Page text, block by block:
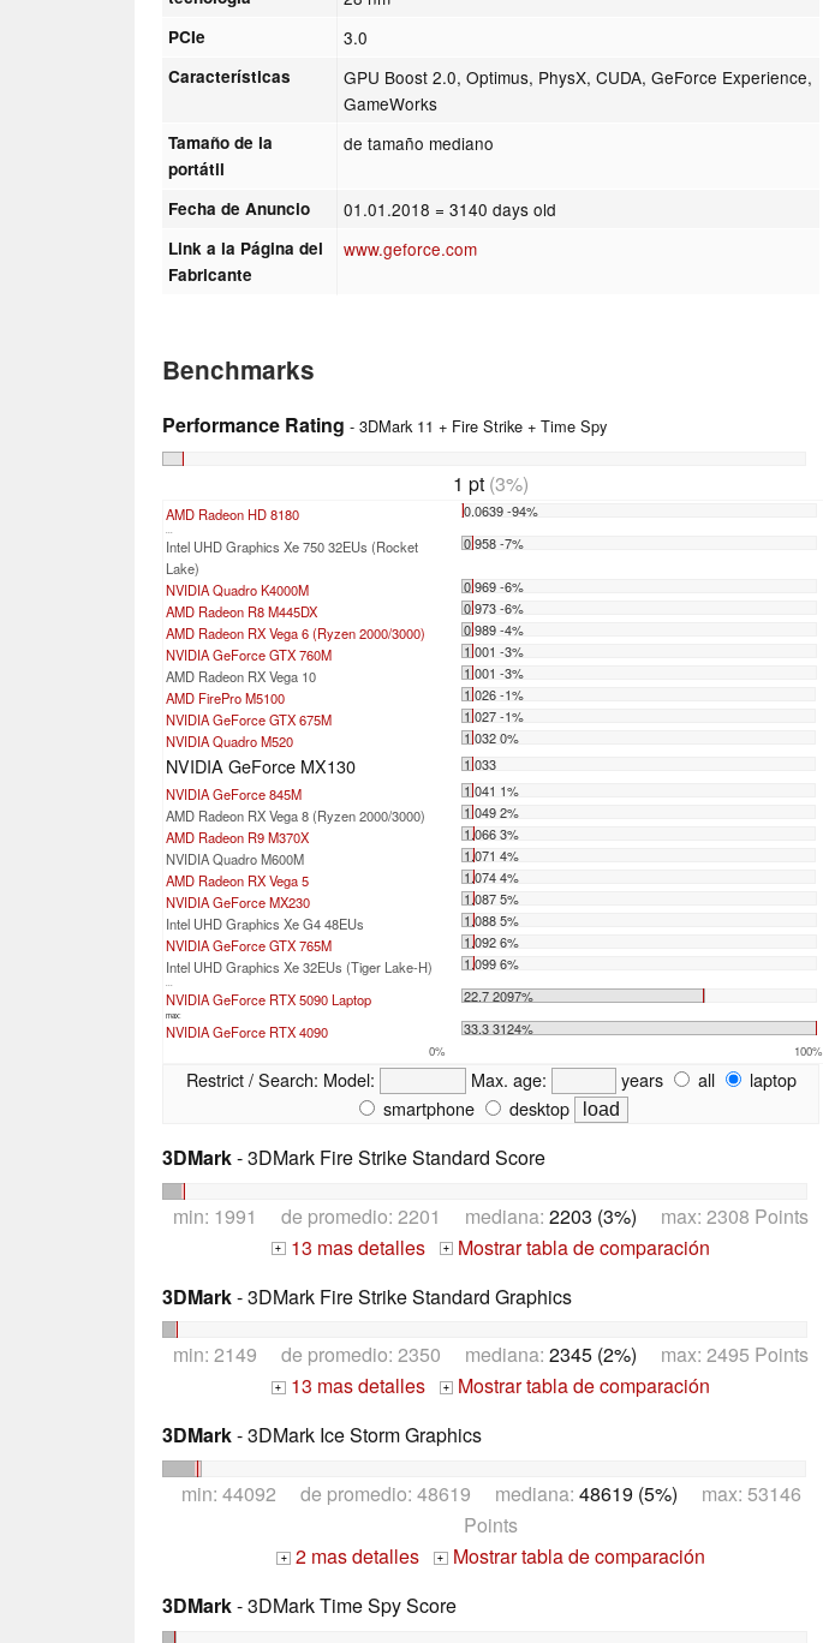
PCIe 3.0
Características
GPU Boost 2.0, Optimus, PhysX, CUDA, GeForce Experience,
GameWorks
Tamaño de la
portátil
de tamaño mediano
Fecha de Anuncio 01.01.2018 = 3140 days old
Link a la Página del
Fabricante
www.geforce.com
Benchmarks
Performance Rating - 3DMark 11 + Fire Strike + Time Spy
1 pt (3%)
AMD Radeon HD 8180 0.0639 -94%
Intel UHD Graphics Xe 750 32EUs (Rocket
Lake)
0.958 -7%
NVIDIA Quadro K4000M
0.969 -6%
AMD Radeon R8 M445DX
0.973 -6%
AMD Radeon RX Vega 6 (Ryzen 2000/3000)
0.989 -4%
NVIDIA GeForce GTX 760M
1.001 -3%
AMD Radeon RX Vega 10
1.001 -3%
AMD FirePro M5100
1.026 -1%
NVIDIA GeForce GTX 675M
1.027 -1%
NVIDIA Quadro M520
1.032 0%
NVIDIA GeForce MX130
1.033
NVIDIA GeForce 845M
1.041 1%
AMD Radeon RX Vega 8 (Ryzen 2000/3000)
1.049 2%
AMD Radeon R9 M370X
1.066 3%
NVIDIA Quadro M600M
1.071 4%
AMD Radeon RX Vega 5
1.074 4%
NVIDIA GeForce MX230
1.087 5%
Intel UHD Graphics Xe G4 48EUs
1.088 5%
NVIDIA GeForce GTX 765M
1.092 6%
Intel UHD Graphics Xe 32EUs (Tiger Lake-H)
1.099 6%
NVIDIA GeForce RTX 5090 Laptop 22.7 2097%
max:
NVIDIA GeForce RTX 4090 33.3 3124%
0% 100%
Restrict / Search: Model: Max. age: years all
laptop
smartphone
desktop
3DMark- 3DMark Fire Strike Standard Score
min: 1991 de promedio: 2201 mediana: 2203 (3%) max: 2308 Points
+ 13 mas detalles +
Mostrar tabla de comparación
3DMark- 3DMark Fire Strike Standard Graphics
min: 2149 de promedio: 2350 mediana: 2345 (2%) max: 2495 Points
+ 13 mas detalles +
Mostrar tabla de comparación
3DMark- 3DMark Ice Storm Graphics
min: 44092 de promedio: 48619 mediana: 48619 (5%) max: 53146
Points
+ 2 mas detalles + Mostrar tabla de comparación
3DMark- 3DMark Time Spy Score